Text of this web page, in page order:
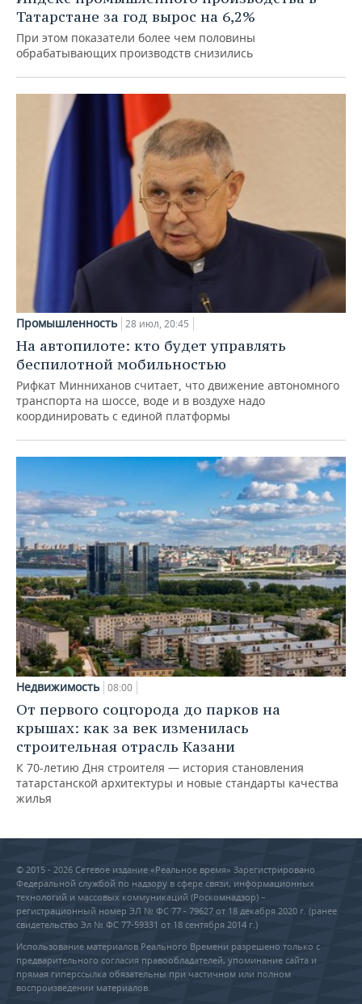
Татарстане за год вырос на 6,2%
При этом показатели более чем половины
обрабатывающих производств снизились
Промышленность 28 июл, 20:45
На автопилоте: кто будет управлять
беспилотной мобильностью
Рифкат Минниханов считает, что движение автономного
транспорта на шоссе, воде и в воздухе надо
координировать с единой платформы
Недвижимость 08:00
От первого соцгорода до парков на
крышах: как за век изменилась
строительная отрасль Казани
К 70-летию Дня строителя — история становления
татарстанской архитектуры и новые стандарты качества
жилья
© 2015 - 2026 Сетевое издание «Реальное время» Зарегистрировано
Федеральной службой по надзору в сфере связи, информационных
технологий и массовых коммуникаций (Роскомнадзор) –
регистрационный номер ЭЛ № ФС 77 - 79627 от 18 декабря 2020 г. (ранее
свидетельство Эл № ФС 77-59331 от 18 сентября 2014 г.)
Использование материалов Реального Времени разрешено только с
предварительного согласия правообладателей, упоминание сайта и
прямая гиперссылка обязательны при частичном или полном
воспроизведении материалов.